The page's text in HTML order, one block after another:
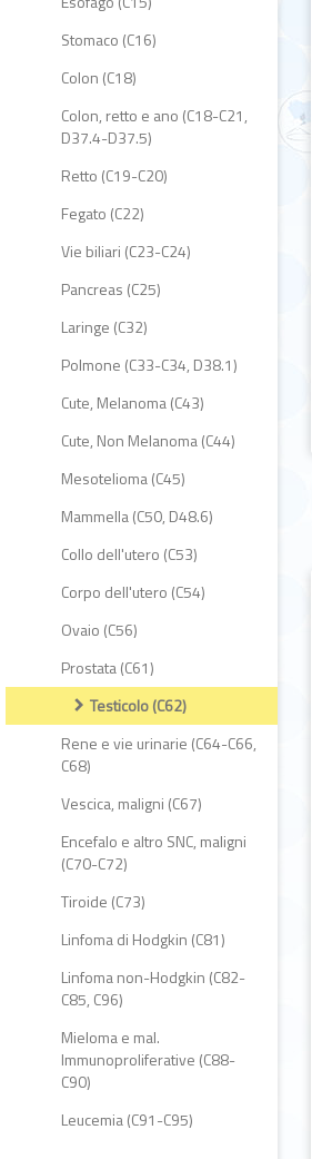
Stomaco (C16)
Colon (C18)
Colon, retto e ano (C18-C21,
D37.4-D37.5)
Retto (C19-C20)
Fegato (C22)
Vie biliari (C23-C24)
Pancreas (C25)
Laringe (C32)
Polmone (C33-C34, D38.1)
Cute, Melanoma (C43)
Cute, Non Melanoma (C44)
Mesotelioma (C45)
Mammella (C50, D48.6)
Collo dell'utero (C53)
Corpo dell'utero (C54)
Ovaio (C56)
Prostata (C61)
Testicolo (C62)
Rene e vie urinarie (C64-C66,
C68)
Vescica, maligni (C67)
Encefalo e altro SNC, maligni
(C70-C72)
Tiroide (C73)
Linfoma di Hodgkin (C81)
Linfoma non-Hodgkin (C82-
C85, C96)
Mieloma e mal.
Immunoproliferative (C88-
C90)
Leucemia (C91-C95)